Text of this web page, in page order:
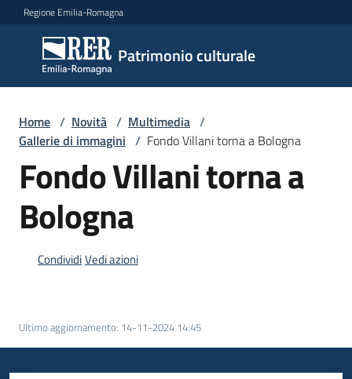
Vai al contenuto
Vai alla navigazione
Vai al footer
Regione Emilia-Romagna
Patrimonio culturale
Patrimonio
culturale
Argomenti
Novità
Servizi
Atti
Bandi
Home / Novità / Multimedia /
Gallerie di immagini / Fondo Villani torna a Bologna
Fondo Villani torna a
Bologna
CondividiVedi azioni
Ultimo aggiornamento: 14-11-2024 14:45